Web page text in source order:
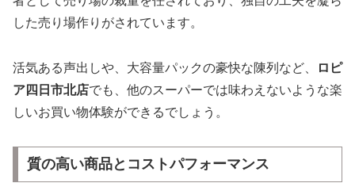
した売り場作りがされています。
活気ある声出しや、大容量パックの豪快な陳列など、
ロピ
ア四日市北店でも、他のスーパーでは味わえないような楽
しいお買い物体験ができるでしょう。
質の高い商品とコストパフォーマンス